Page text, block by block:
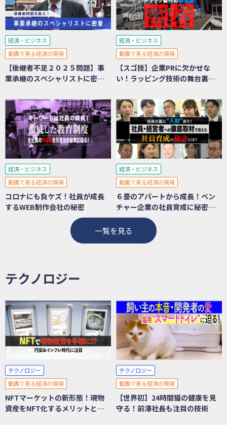
経済・ビジネス
動画で見る経済の現場
【後継者不足２０２５問題】事
業承継のスペシャリストに密
経済・ビジネス
動画で見る経済の現場
【スゴ技】企業PRに欠かせな
い！ラッピング技術の舞台裏に
経済・ビジネス
動画で見る経済の現場
コロナにも負ケズ！社員が成長
するWEB制作会社の秘密
経済・ビジネス
動画で見る経済の現場
６畳のアパートから成長！ベン
チャー企業の社員育成に秘密あ
り
一覧を見る
テクノロジー
テクノロジー
動画で見る経済の現場
NFTマーケットの新形態！現物
資産をNFT化するメリットと
テクノロジー
動画で見る経済の現場
【世界初】24時間猫の健康を見
守る！前澤社長も注目の技術